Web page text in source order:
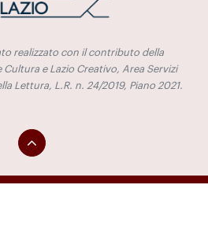
realizzato con il contributo della
Cultura e Lazio Creativo, Area Servizi
Lettura, L.R. n. 24/2019, Piano 2021.